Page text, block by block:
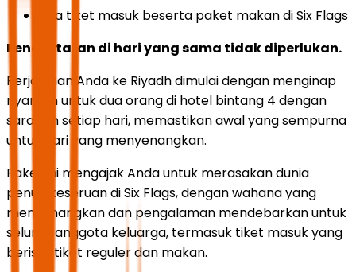
Dua tiket masuk beserta paket makan di Six Flags
Pendaftaran di hari yang sama tidak diperlukan.
Perjalanan Anda ke Riyadh dimulai dengan menginap
nyaman untuk dua orang di hotel bintang 4 dengan
sarapan setiap hari, memastikan awal yang sempurna
untuk hari yang menyenangkan.
Paket ini mengajak Anda untuk merasakan dunia
penuh keseruan di Six Flags, dengan wahana yang
menyenangkan dan pengalaman mendebarkan untuk
seluruh anggota keluarga, termasuk tiket masuk yang
berisi 5 tiket reguler dan makan.